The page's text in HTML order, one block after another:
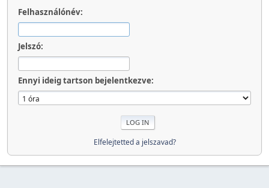
Felhasználónév:
Jelszó:
Ennyi ideig tartson bejelentkezve:
Elfelejtetted a jelszavad?